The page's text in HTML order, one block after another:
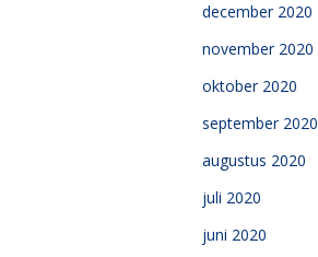
december 2020
november 2020
oktober 2020
september 2020
augustus 2020
juli 2020
juni 2020